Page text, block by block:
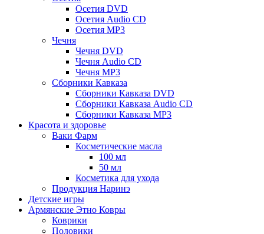
Осетия DVD
Осетия Audio CD
Осетия MP3
Чечня
Чечня DVD
Чечня Audio CD
Чечня MP3
Сборники Кавказа
Сборники Кавказа DVD
Сборники Кавказа Audio CD
Сборники Кавказа MP3
Красота и здоровье
Ваки Фарм
Косметические масла
100 мл
50 мл
Косметика для ухода
Продукция Наринэ
Детские игры
Армянские Этно Ковры
Коврики
Половики